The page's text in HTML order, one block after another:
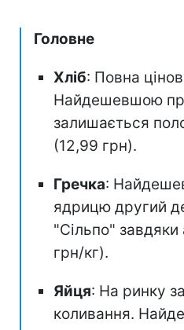
Головне
Хліб: Повна
Найдешевшою
залишається
(12,99 грн).
Гречка:
ядрицю другий
"Сільпо" завдяки
грн/кг).
Яйця: На ринку
коливання.